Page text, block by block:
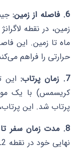
6. فاصله از زمین:
ماه تا زمین. این
حرارتی را فراهم
7. زمان پرتاب:
پرتاب شد. این
8. مدت زمان سفر تا L2: